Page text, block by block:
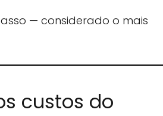
— considerado o mais
custos do